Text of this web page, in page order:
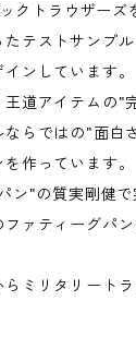
クトラウザーズ
テストサンプ
ンしています。
道アイテムの"
らではの"面白
作っています。
ン"の質実剛健
ァティーグパ
ミリタリート